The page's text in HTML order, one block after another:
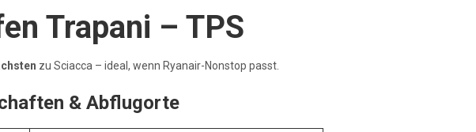
Trapani – TPS
zu Sciacca – ideal, wenn Ryanair-Nonstop passt.
& Abflugorte